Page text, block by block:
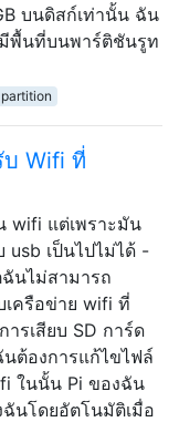
บนดิสก์เท่านั้น ฉัน
พื้นที่บนพาร์ติชันรูท
partition
บ Wifi ที่
wifi แต่เพราะมัน
usb เป็นไปไม่ได้ -
ฉันไม่สามารถ
ครือข่าย wifi ที่
รเสียบ SD การ์ด
ต้องการแก้ไขไฟล์
ในนั้น Pi ของฉัน
นโดยอัตโนมัติเมื่อ